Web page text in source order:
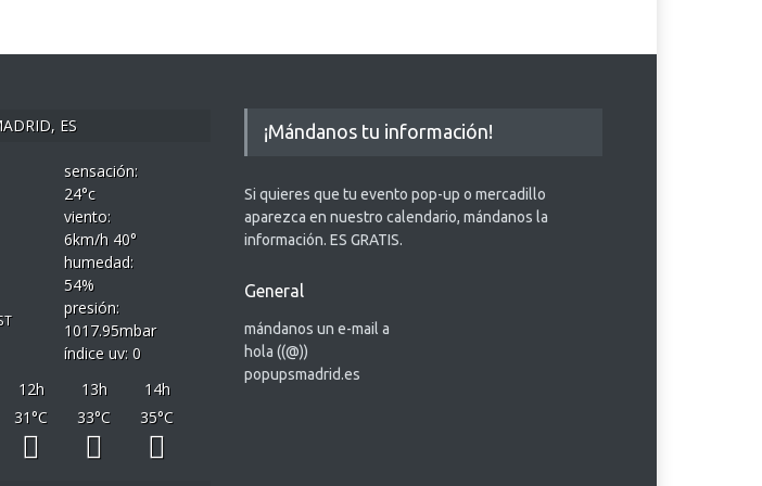
ES
sensación:
24°c
viento:
6km/h40°
humedad:
54%
presión:
1017.95mbar
índice uv: 0
12h 13h 14h
31°C 33°C 35°C
¡Mándanos tu información!
Si quieres que tu evento pop-up o mercadillo
aparezca en nuestro calendario, mándanos la
información. ES GRATIS.
General
mándanos un e-mail a
hola ((@))
popupsmadrid.es